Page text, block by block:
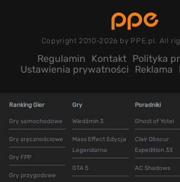
Copyright 2010-2026 by PPE.pl. All
Regulamin Kontakt Polityka
Ustawienia prywatności
Reklama
Ranking Gier
Gry samochodowe
Gry zręcznościowe
Gry FPP
Gry przygodowe
Gry
Wiedźmin 3
Mass Effect Edycja
Legendarna
GTA 5
Poradniki
Ghost of Yotei
Clair Obscur
Expedition 33
AC Shadows